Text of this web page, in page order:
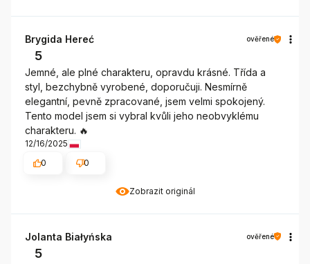
Zobrazit originál
Brygida Hereć ověřené
5
Jemné, ale plné charakteru, opravdu krásné. Třída a
styl, bezchybně vyrobené, doporučuji. Nesmírně
elegantní, pevně zpracované, jsem velmi spokojený.
Tento model jsem si vybral kvůli jeho neobvyklému
charakteru. 🔥
12/16/2025
0
0
Jolanta Białyńska ověřené
5